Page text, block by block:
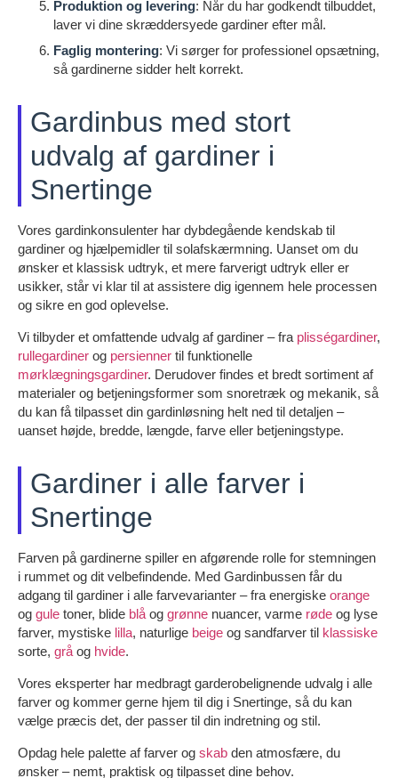
Produktion og levering: Når du har godkendt tilbuddet,
laver vi dine skræddersyede gardiner efter mål.
Faglig montering: Vi sørger for professionel opsætning,
så gardinerne sidder helt korrekt.
Gardinbus med stort
udvalg af gardiner i
Snertinge
Vores gardinkonsulenter har dybdegående kendskab til
gardiner og hjælpemidler til solafskærmning. Uanset om du
ønsker et klassisk udtryk, et mere farverigt udtryk eller er
usikker, står vi klar til at assistere dig igennem hele processen
og sikre en god oplevelse.
Vi tilbyder et omfattende udvalg af gardiner – fra plisségardiner,
rullegardiner og persienner til funktionelle
mørklægningsgardiner. Derudover findes et bredt sortiment af
materialer og betjeningsformer som snoretræk og mekanik, så
du kan få tilpasset din gardinløsning helt ned til detaljen –
uanset højde, bredde, længde, farve eller betjeningstype.
Gardiner i alle farver i
Snertinge
Farven på gardinerne spiller en afgørende rolle for stemningen
i rummet og dit velbefindende. Med Gardinbussen får du
adgang til gardiner i alle farvevarianter – fra energiske orange
og gule toner, blide blå og grønne nuancer, varme røde og lyse
farver, mystiske lilla, naturlige beige og sandfarver til klassiske
sorte, grå og hvide.
Vores eksperter har medbragt garderobelignende udvalg i alle
farver og kommer gerne hjem til dig i Snertinge, så du kan
vælge præcis det, der passer til din indretning og stil.
Opdag hele palette af farver og skab den atmosfære, du
ønsker – nemt, praktisk og tilpasset dine behov.